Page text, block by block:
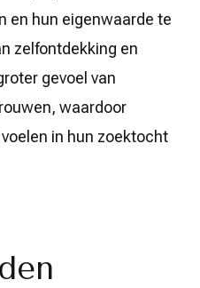
en hun eigenwaarde te
zelfontdekking en
gevoel van
waardoor
in hun zoektocht